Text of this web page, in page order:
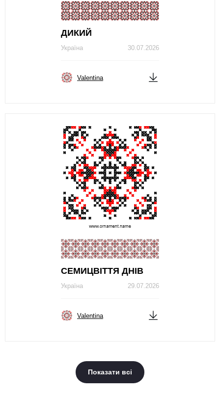
ДИКИЙ
30.07.2026
Україна
Valentina
СЕМИЦВІТТЯ ДНІВ
29.07.2026
Україна
Valentina
Показати всі